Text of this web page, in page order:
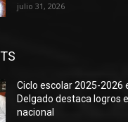
julio 31, 2026
Ciclo escolar 2025-2026
Delgado destaca logros
nacional